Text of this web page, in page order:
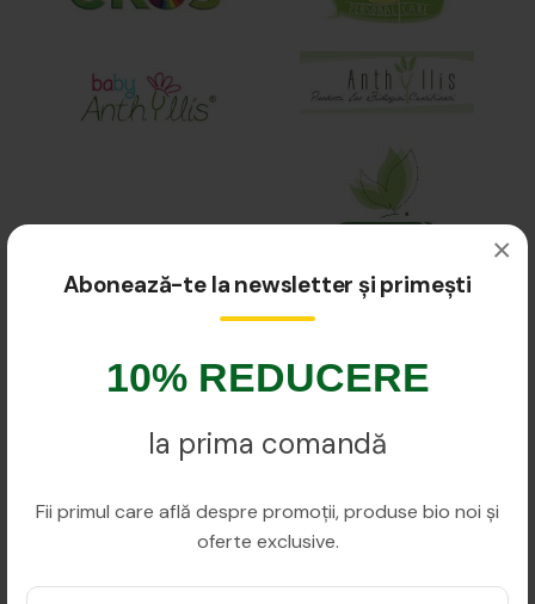
Abonează-te la newsletter și primești
10% REDUCERE
la prima comandă
Fii primul care află despre promoții, produse bio noi și
oferte exclusive.
×